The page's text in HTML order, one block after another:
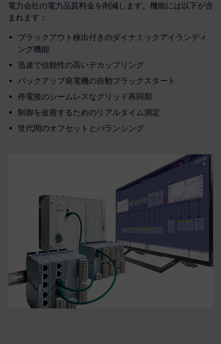
電力会社の電力品質料金を削減します。機能には以下が含
まれます：
ブラックアウト検出付きのダイナミックアイランディ
ング機能
迅速で信頼性の高いデカップリング
バックアップ発電機の自動ブラックスタート
停電後のシームレスなグリッド再同期
制御を改善するためのリアルタイム測定
世代間のオフセットとバランシング